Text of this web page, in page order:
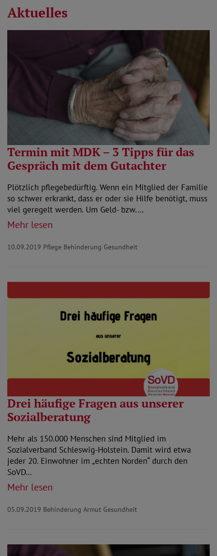
Aktuelles
Termin mit MDK – 3 Tipps für das
Gespräch mit dem Gutachter
Plötzlich pflegebedürftig. Wenn ein Mitglied der Familie
so schwer erkrankt, dass er oder sie Hilfe benötigt, muss
viel geregelt werden. Um Geld- bzw.…
Mehr lesen
10.09.2019 Pflege Behinderung Gesundheit
Drei häufige Fragen aus unserer
Sozialberatung
Mehr als 150.000 Menschen sind Mitglied im
Sozialverband Schleswig-Holstein. Damit wird etwa
jeder 20. Einwohner im „echten Norden“ durch den
SoVD…
Mehr lesen
05.09.2019 Behinderung Armut Gesundheit